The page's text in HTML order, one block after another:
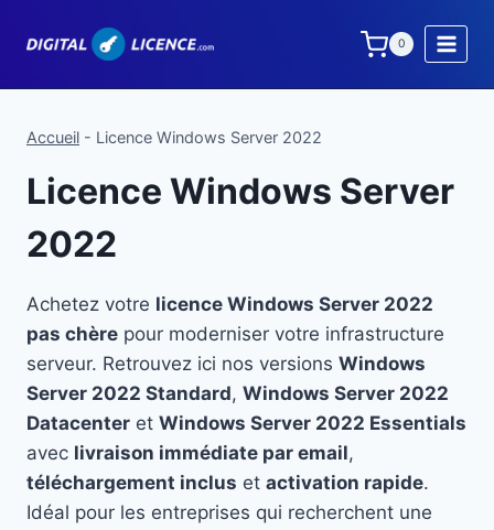
0
Accueil - Licence Windows Server 2022
Licence Windows Server
2022
Achetez votre licence Windows Server 2022
pas chère pour moderniser votre infrastructure
serveur. Retrouvez ici nos versions Windows
Server 2022 Standard, Windows Server 2022
Datacenter et Windows Server 2022 Essentials
avec livraison immédiate par email,
téléchargement inclus et activation rapide.
Idéal pour les entreprises qui recherchent une